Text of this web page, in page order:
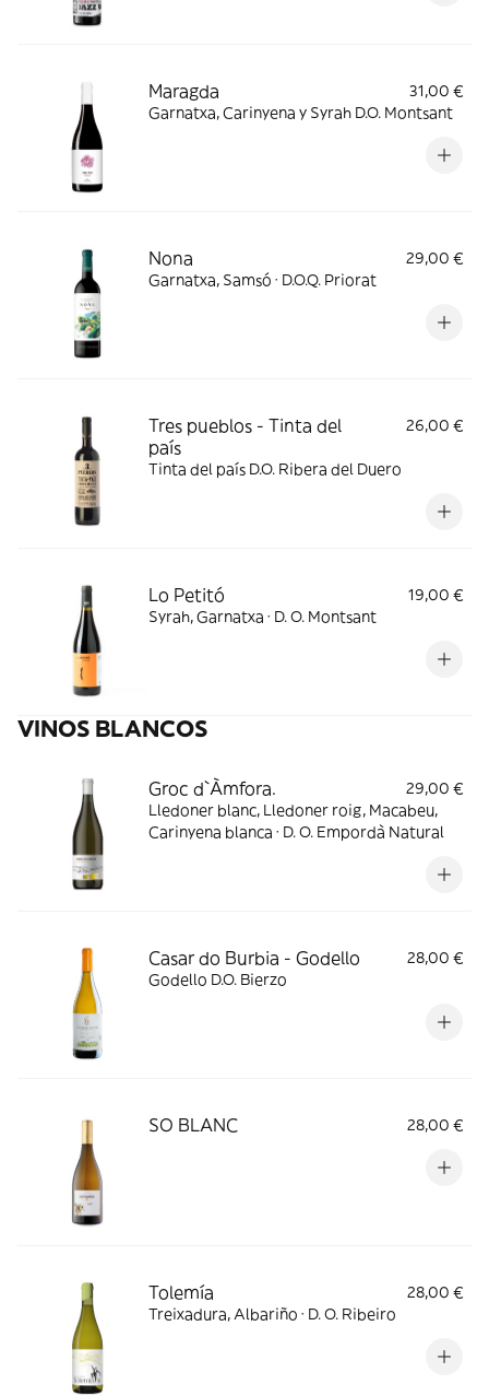
Maragda
31,00 €
Garnatxa, Carinyena y Syrah D.O. Montsant
Nona
29,00 €
Garnatxa, Samsó · D.O.Q. Priorat
Tres pueblos - Tinta del
país
26,00 €
Tinta del país D.O. Ribera del Duero
Lo Petitó
19,00 €
Syrah, Garnatxa · D. O. Montsant
VINOS BLANCOS
Groc d`Àmfora.
29,00 €
Lledoner blanc, Lledoner roig, Macabeu,
Carinyena blanca · D. O. Empordà Natural
Casar do Burbia - Godello
28,00 €
Godello D.O. Bierzo
SO BLANC 28,00 €
Tolemía
28,00 €
Treixadura, Albariño · D. O. Ribeiro